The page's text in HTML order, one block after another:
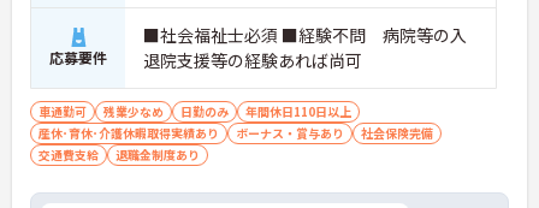
応募要件
■社会福祉士必須 ■経験不問 病院等の入
退院支援等の経験あれば尚可
車通勤可 残業少なめ 日勤のみ
年間休日110日以上
産休･育休･介護休暇取得実績あり
ボーナス・賞与あり
社会保険完備
交通費支給
退職金制度あり